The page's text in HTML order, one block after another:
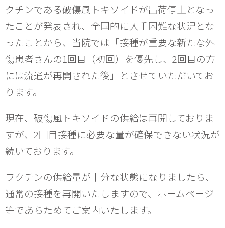
クチンである破傷風トキソイドが出荷停止となっ
たことが発表され、全国的に入手困難な状況とな
ったことから、当院では「接種が重要な新たな外
傷患者さんの1回目（初回）を優先し、2回目の方
には流通が再開された後」とさせていただいてお
ります。
現在、破傷風トキソイドの供給は再開しておりま
すが、2回目接種に必要な量が確保できない状況が
続いております。
ワクチンの供給量が十分な状態になりましたら、
通常の接種を再開いたしますので、ホームページ
等であらためてご案内いたします。